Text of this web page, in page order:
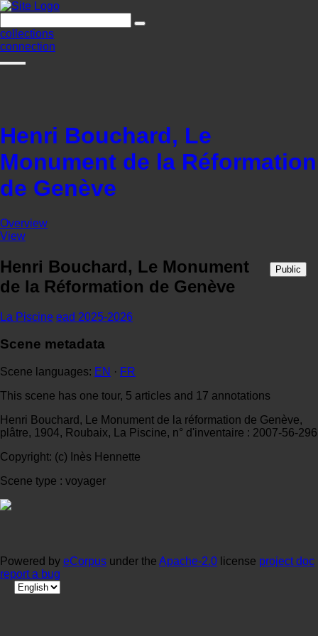
collections
connection
Henri Bouchard, Le
Monument de la Réformation
de Genève
Overview
View
Henri Bouchard, Le Monument
de la Réformation de Genève
Public
La Piscine ead 2025-2026
Scene metadata
Scene languages: EN · FR
This scene has one tour, 5 articles and 17 annotations
Henri Bouchard, Le Monument de la réformation de Genève,
plâtre, 1904, Roubaix, La Piscine, n° d'inventaire : 2007-56-296
Copyright: (c) Inès Hennette
Scene type : voyager
Powered by eCorpus under the Apache-2.0 license project doc
report a bug